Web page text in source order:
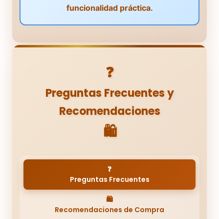
funcionalidad práctica.
❓
Preguntas Frecuentes y
Recomendaciones
🛍️
❓
Preguntas Frecuentes
🛍️
Recomendaciones de Compra